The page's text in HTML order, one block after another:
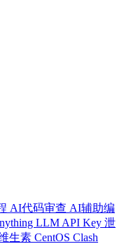
AI代码审查 AI辅助编
LLM API Key 泄
生素 CentOS Clash